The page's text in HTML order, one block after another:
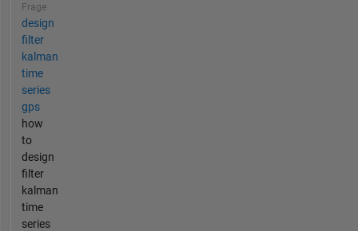
Frage
design
filter
kalman
time
series
gps
how
to
design
filter
kalman
time
series